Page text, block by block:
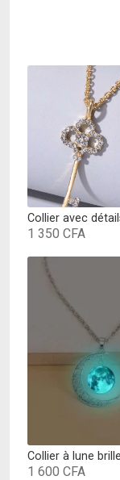
1 350 CFA
1 600 CFA